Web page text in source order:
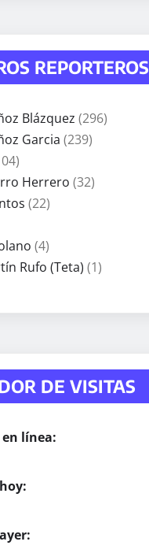
REPORTEROS
Blázquez (296)
Garcia (239)
Herrero (32)
(22)
(4)
Rufo (Teta) (1)
DE VISITAS
línea: